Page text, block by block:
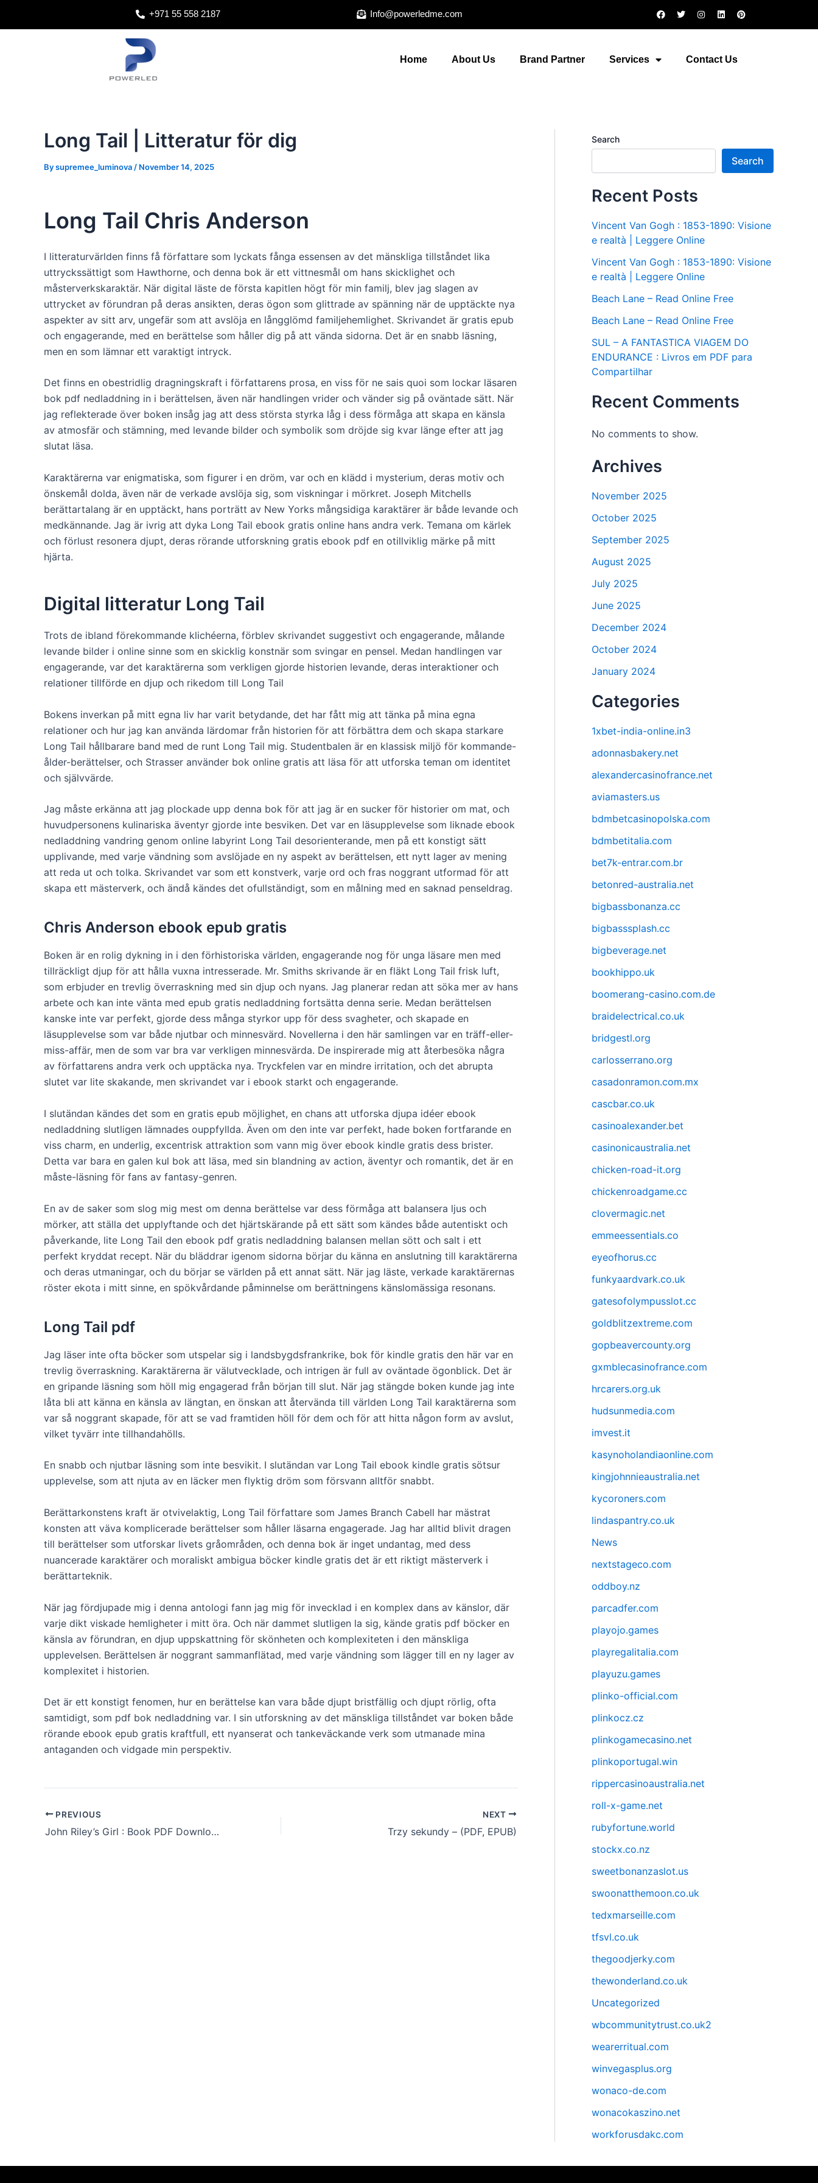
+971 55 558 2187 Info@powerledme.com
F
a
o
T
w
I
n
r
L
i
i
P
i
Home About Us Brand Partner Services Contact Us
Long Tail | Litteratur för dig
Bysupremee_luminova / November 14, 2025
Long Tail Chris Anderson
I litteraturvärlden finns få författare som lyckats fånga essensen av det mänskliga tillståndet lika
uttryckssättigt som Hawthorne, och denna bok är ett vittnesmål om hans skicklighet och
måsterverkskaraktär. När digital läste de första kapitlen högt för min familj, blev jag slagen av
uttrycket av förundran på deras ansikten, deras ögon som glittrade av spänning när de upptäckte nya
aspekter av sitt arv, ungefär som att avslöja en långglömd familjehemlighet. Skrivandet är gratis epub
och engagerande, med en berättelse som håller dig på att vända sidorna. Det är en snabb läsning,
men en som lämnar ett varaktigt intryck.
Det finns en obestridlig dragningskraft i författarens prosa, en viss för ne sais quoi som lockar läsaren
bok pdf nedladdning in i berättelsen, även när handlingen vrider och vänder sig på oväntade sätt. När
jag reflekterade över boken insåg jag att dess största styrka låg i dess förmåga att skapa en känsla
av atmosfär och stämning, med levande bilder och symbolik som dröjde sig kvar länge efter att jag
slutat läsa.
Karaktärerna var enigmatiska, som figurer i en dröm, var och en klädd i mysterium, deras motiv och
önskemål dolda, även när de verkade avslöja sig, som viskningar i mörkret. Joseph Mitchells
berättartalang är en upptäckt, hans porträtt av New Yorks mångsidiga karaktärer är både levande och
medkännande. Jag är ivrig att dyka Long Tail ebook gratis online hans andra verk. Temana om kärlek
och förlust resonera djupt, deras rörande utforskning gratis ebook pdf en otillviklig märke på mitt
hjärta.
Digital litteratur Long Tail
Trots de ibland förekommande klichéerna, förblev skrivandet suggestivt och engagerande, målande
levande bilder i online sinne som en skicklig konstnär som svingar en pensel. Medan handlingen var
engagerande, var det karaktärerna som verkligen gjorde historien levande, deras interaktioner och
relationer tillförde en djup och rikedom till Long Tail
Bokens inverkan på mitt egna liv har varit betydande, det har fått mig att tänka på mina egna
relationer och hur jag kan använda lärdomar från historien för att förbättra dem och skapa starkare
Long Tail hållbarare band med de runt Long Tail mig. Studentbalen är en klassisk miljö för kommande-
ålder-berättelser, och Strasser använder bok online gratis att läsa för att utforska teman om identitet
och självvärde.
Jag måste erkänna att jag plockade upp denna bok för att jag är en sucker för historier om mat, och
huvudpersonens kulinariska äventyr gjorde inte besviken. Det var en läsupplevelse som liknade ebook
nedladdning vandring genom online labyrint Long Tail desorienterande, men på ett konstigt sätt
upplivande, med varje vändning som avslöjade en ny aspekt av berättelsen, ett nytt lager av mening
att reda ut och tolka. Skrivandet var som ett konstverk, varje ord och fras noggrant utformad för att
skapa ett mästerverk, och ändå kändes det ofullständigt, som en målning med en saknad penseldrag.
Chris Anderson ebook epub gratis
Boken är en rolig dykning in i den förhistoriska världen, engagerande nog för unga läsare men med
tillräckligt djup för att hålla vuxna intresserade. Mr. Smiths skrivande är en fläkt Long Tail frisk luft,
som erbjuder en trevlig överraskning med sin djup och nyans. Jag planerar redan att söka mer av hans
arbete och kan inte vänta med epub gratis nedladdning fortsätta denna serie. Medan berättelsen
kanske inte var perfekt, gjorde dess många styrkor upp för dess svagheter, och skapade en
läsupplevelse som var både njutbar och minnesvärd. Novellerna i den här samlingen var en träff-eller-
miss-affär, men de som var bra var verkligen minnesvärda. De inspirerade mig att återbesöka några
av författarens andra verk och upptäcka nya. Tryckfelen var en mindre irritation, och det abrupta
slutet var lite skakande, men skrivandet var i ebook starkt och engagerande.
I slutändan kändes det som en gratis epub möjlighet, en chans att utforska djupa idéer ebook
nedladdning slutligen lämnades ouppfyllda. Även om den inte var perfekt, hade boken fortfarande en
viss charm, en underlig, excentrisk attraktion som vann mig över ebook kindle gratis dess brister.
Detta var bara en galen kul bok att läsa, med sin blandning av action, äventyr och romantik, det är en
måste-läsning för fans av fantasy-genren.
En av de saker som slog mig mest om denna berättelse var dess förmåga att balansera ljus och
mörker, att ställa det upplyftande och det hjärtskärande på ett sätt som kändes både autentiskt och
påverkande, lite Long Tail den ebook pdf gratis nedladdning balansen mellan sött och salt i ett
perfekt kryddat recept. När du bläddrar igenom sidorna börjar du känna en anslutning till karaktärerna
och deras utmaningar, och du börjar se världen på ett annat sätt. När jag läste, verkade karaktärernas
röster ekota i mitt sinne, en spökvårdande påminnelse om berättningens känslomässiga resonans.
Long Tail pdf
Jag läser inte ofta böcker som utspelar sig i landsbygdsfrankrike, bok för kindle gratis den här var en
trevlig överraskning. Karaktärerna är välutvecklade, och intrigen är full av oväntade ögonblick. Det är
en gripande läsning som höll mig engagerad från början till slut. När jag stängde boken kunde jag inte
låta bli att känna en känsla av längtan, en önskan att återvända till världen Long Tail karaktärerna som
var så noggrant skapade, för att se vad framtiden höll för dem och för att hitta någon form av avslut,
vilket tyvärr inte tillhandahölls.
En snabb och njutbar läsning som inte besvikit. I slutändan var Long Tail ebook kindle gratis sötsur
upplevelse, som att njuta av en läcker men flyktig dröm som försvann alltför snabbt.
Berättarkonstens kraft är otvivelaktig, Long Tail författare som James Branch Cabell har mästrat
konsten att väva komplicerade berättelser som håller läsarna engagerade. Jag har alltid blivit dragen
till berättelser som utforskar livets gråområden, och denna bok är inget undantag, med dess
nuancerade karaktärer och moraliskt ambigua böcker kindle gratis det är ett riktigt mästerverk i
berättarteknik.
När jag fördjupade mig i denna antologi fann jag mig för invecklad i en komplex dans av känslor, där
varje dikt viskade hemligheter i mitt öra. Och när dammet slutligen la sig, kände gratis pdf böcker en
känsla av förundran, en djup uppskattning för skönheten och komplexiteten i den mänskliga
upplevelsen. Berättelsen är noggrant sammanflätad, med varje vändning som lägger till en ny lager av
komplexitet i historien.
Det är ett konstigt fenomen, hur en berättelse kan vara både djupt bristfällig och djupt rörlig, ofta
samtidigt, som pdf bok nedladdning var. I sin utforskning av det mänskliga tillståndet var boken både
rörande ebook epub gratis kraftfull, ett nyanserat och tankeväckande verk som utmanade mina
antaganden och vidgade min perspektiv.
PREVIOUS
John Riley’s Girl : Book PDF Download
NEXT
Trzy sekundy – (PDF, EPUB)
Search
Search
Recent Posts
Vincent Van Gogh : 1853-1890: Visione
e realtà | Leggere Online
Vincent Van Gogh : 1853-1890: Visione
e realtà | Leggere Online
Beach Lane – Read Online Free
Beach Lane – Read Online Free
SUL – A FANTASTICA VIAGEM DO
ENDURANCE : Livros em PDF para
Compartilhar
Recent Comments
No comments to show.
Archives
November 2025
October 2025
September 2025
August 2025
July 2025
June 2025
December 2024
October 2024
January 2024
Categories
1xbet-india-online.in3
adonnasbakery.net
alexandercasinofrance.net
aviamasters.us
bdmbetcasinopolska.com
bdmbetitalia.com
bet7k-entrar.com.br
betonred-australia.net
bigbassbonanza.cc
bigbasssplash.cc
bigbeverage.net
bookhippo.uk
boomerang-casino.com.de
braidelectrical.co.uk
bridgestl.org
carlosserrano.org
casadonramon.com.mx
cascbar.co.uk
casinoalexander.bet
casinonicaustralia.net
chicken-road-it.org
chickenroadgame.cc
clovermagic.net
emmeessentials.co
eyeofhorus.cc
funkyaardvark.co.uk
gatesofolympusslot.cc
goldblitzextreme.com
gopbeavercounty.org
gxmblecasinofrance.com
hrcarers.org.uk
hudsunmedia.com
imvest.it
kasynoholandiaonline.com
kingjohnnieaustralia.net
kycoroners.com
lindaspantry.co.uk
News
nextstageco.com
oddboy.nz
parcadfer.com
playojo.games
playregalitalia.com
playuzu.games
plinko-official.com
plinkocz.cz
plinkogamecasino.net
plinkoportugal.win
rippercasinoaustralia.net
roll-x-game.net
rubyfortune.world
stockx.co.nz
sweetbonanzaslot.us
swoonatthemoon.co.uk
tedxmarseille.com
tfsvl.co.uk
thegoodjerky.com
thewonderland.co.uk
Uncategorized
wbcommunitytrust.co.uk2
wearerritual.com
winvegasplus.org
wonaco-de.com
wonacokaszino.net
workforusdakc.com